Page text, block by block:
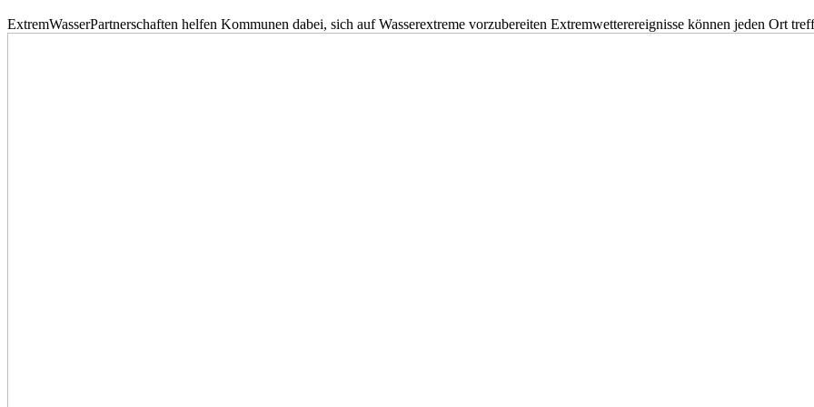
ExtremWasserPartnerschaften helfen Kommunen dabei, sich auf Wasserextreme vorzubereiten Extremwetterereignisse können jeden Ort